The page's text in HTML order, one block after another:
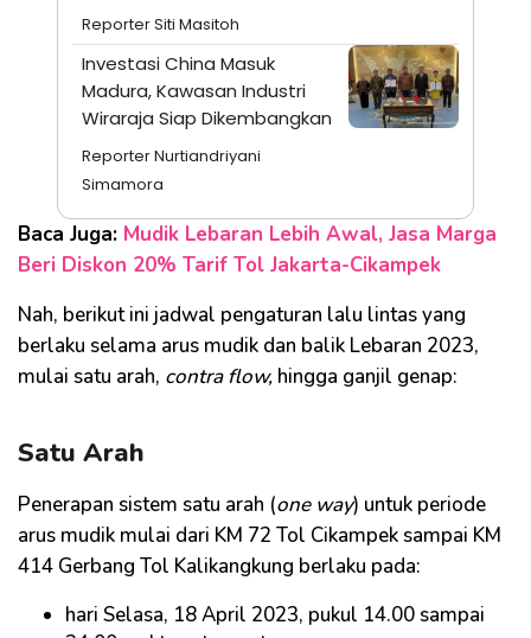
Reporter Siti Masitoh
Investasi China Masuk
Madura, Kawasan Industri
Wiraraja Siap Dikembangkan
Reporter Nurtiandriyani
Simamora
Baca Juga: Mudik Lebaran Lebih Awal, Jasa Marga
Beri Diskon 20% Tarif Tol Jakarta-Cikampek
Nah, berikut ini jadwal pengaturan lalu lintas yang
berlaku selama arus mudik dan balik Lebaran 2023,
mulai satu arah, contra flow, hingga ganjil genap:
Satu Arah
Penerapan sistem satu arah (one way) untuk periode
arus mudik mulai dari KM 72 Tol Cikampek sampai KM
414 Gerbang Tol Kalikangkung berlaku pada:
hari Selasa, 18 April 2023, pukul 14.00 sampai